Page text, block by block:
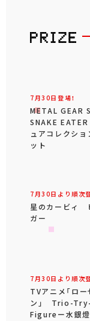
7月30日登場！
METAL GEAR
SNAKE
ュアコレクショ
ット
7月30日より順次
星のカービィ
ガー
7月30日より順次
TVアニメ「ロ
ン」 Trio-
Figureー水銀